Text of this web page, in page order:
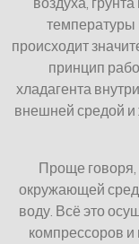
температуры
происходит
принцип
хладагента
внешней средой и
Проще говоря,
окружающей
воду. Всё это
компрессоров и